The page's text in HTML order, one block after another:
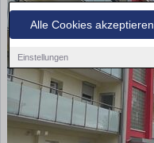
Alle Cookies akzeptieren
Einstellungen